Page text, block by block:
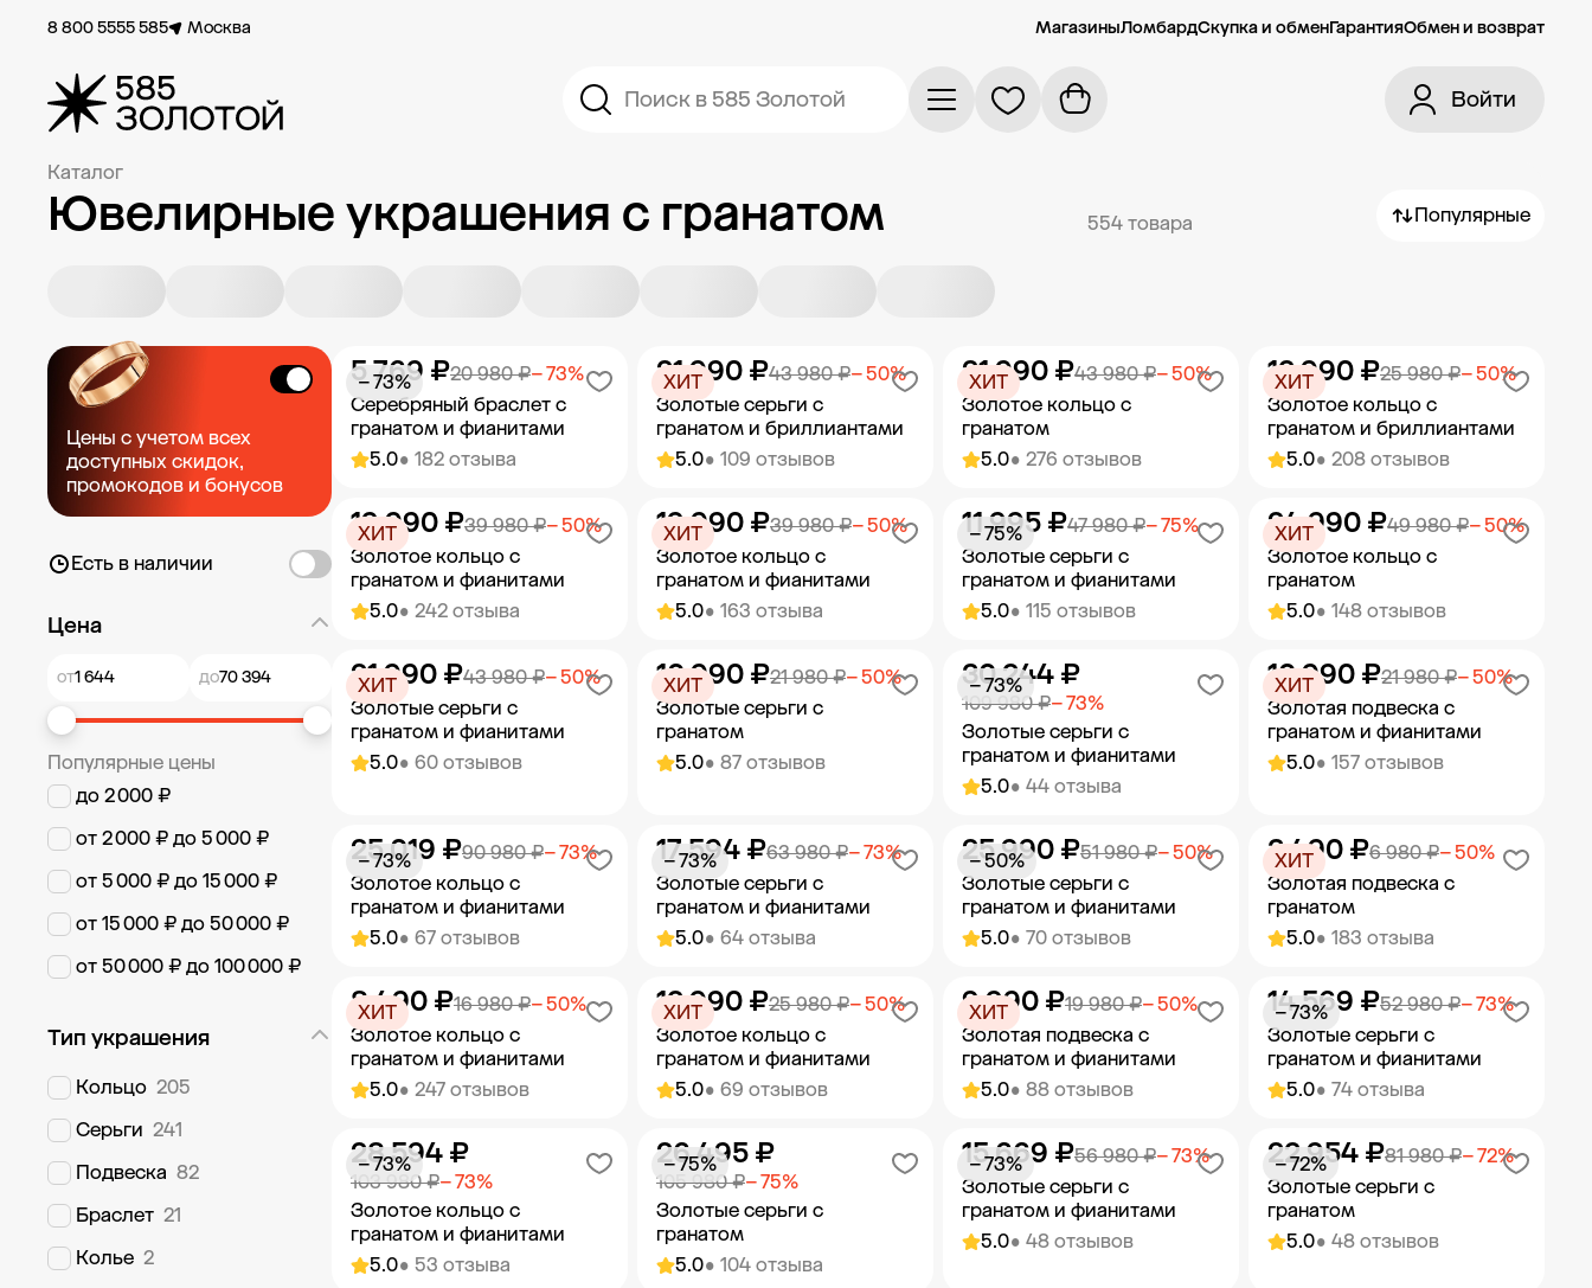
8 800 5555 585 Москва МагазиныЛомбардСкупка и обменГарантияОбмен и возврат
Поиск в 585 Золотой Войти
Каталог
Ювелирные украшения с гранатом 554 товара Популярные
Цены с учетом всех
доступных скидок,
промокодов и бонусов
Есть в наличии
Цена
от до
Популярные цены
до 2 000 ₽
от 2 000 ₽ до 5 000 ₽
от 5 000 ₽ до 15 000 ₽
от 15 000 ₽ до 50 000 ₽
от 50 000 ₽ до 100 000 ₽
Тип украшения
Кольцо 205
Серьги 241
Подвеска 82
Браслет 21
Колье 2
5.0• 182 отзыва
Серебряный браслет с
гранатом и фианитами
20 980 ₽− 73%
5 769 ₽
− 73%
Добавить в корзину
5.0• 109 отзывов
Золотые серьги с
гранатом и бриллиантами
43 980 ₽− 50%
21 990 ₽
ХИТ
Добавить в корзину
5.0• 276 отзывов
Золотое кольцо с
гранатом
43 980 ₽− 50%
21 990 ₽
ХИТ
Добавить в корзину
5.0• 208 отзывов
Золотое кольцо с
гранатом и бриллиантами
25 980 ₽− 50%
12 990 ₽
ХИТ
Добавить в корзину
5.0• 242 отзыва
Золотое кольцо с
гранатом и фианитами
39 980 ₽− 50%
19 990 ₽
ХИТ
Добавить в корзину
5.0• 163 отзыва
Золотое кольцо с
гранатом и фианитами
39 980 ₽− 50%
19 990 ₽
ХИТ
Добавить в корзину
5.0• 115 отзывов
Золотые серьги с
гранатом и фианитами
47 980 ₽− 75%
11 995 ₽
− 75%
Добавить в корзину
5.0• 148 отзывов
Золотое кольцо с
гранатом
49 980 ₽− 50%
24 990 ₽
ХИТ
Добавить в корзину
5.0• 60 отзывов
Золотые серьги с
гранатом и фианитами
43 980 ₽− 50%
21 990 ₽
ХИТ
Добавить в корзину
5.0• 87 отзывов
Золотые серьги с
гранатом
21 980 ₽− 50%
10 990 ₽
ХИТ
Добавить в корзину
5.0• 44 отзыва
Золотые серьги с
гранатом и фианитами
109 980 ₽− 73%
30 244 ₽
− 73%
Добавить в корзину
5.0• 157 отзывов
Золотая подвеска с
гранатом и фианитами
21 980 ₽− 50%
10 990 ₽
ХИТ
Добавить в корзину
5.0• 67 отзывов
Золотое кольцо с
гранатом и фианитами
90 980 ₽− 73%
25 019 ₽
− 73%
Добавить в корзину
5.0• 64 отзыва
Золотые серьги с
гранатом и фианитами
63 980 ₽− 73%
17 594 ₽
− 73%
Добавить в корзину
5.0• 70 отзывов
Золотые серьги с
гранатом и фианитами
51 980 ₽− 50%
25 990 ₽
− 50%
Добавить в корзину
5.0• 183 отзыва
Золотая подвеска с
гранатом
6 980 ₽− 50%
3 490 ₽
ХИТ
Добавить в корзину
5.0• 247 отзывов
Золотое кольцо с
гранатом и фианитами
16 980 ₽− 50%
8 490 ₽
ХИТ
Добавить в корзину
5.0• 69 отзывов
Золотое кольцо с
гранатом и фианитами
25 980 ₽− 50%
12 990 ₽
ХИТ
Добавить в корзину
5.0• 88 отзывов
Золотая подвеска с
гранатом и фианитами
19 980 ₽− 50%
9 990 ₽
ХИТ
Добавить в корзину
5.0• 74 отзыва
Золотые серьги с
гранатом и фианитами
52 980 ₽− 73%
14 569 ₽
− 73%
Добавить в корзину
5.0• 53 отзыва
Золотое кольцо с
гранатом и фианитами
103 980 ₽− 73%
28 594 ₽
− 73%
5.0• 104 отзыва
Золотые серьги с
гранатом
105 980 ₽− 75%
26 495 ₽
− 75%
5.0• 48 отзывов
Золотые серьги с
гранатом и фианитами
56 980 ₽− 73%
15 669 ₽
− 73%
5.0• 48 отзывов
Золотые серьги с
гранатом
81 980 ₽− 72%
22 954 ₽
− 72%